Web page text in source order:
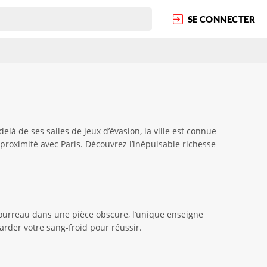
SE CONNECTER
de ses salles de jeux d’évasion, la ville est connue
avec Paris. Découvrez l’inépuisable richesse
dans une pièce obscure, l’unique enseigne
votre sang-froid pour réussir.